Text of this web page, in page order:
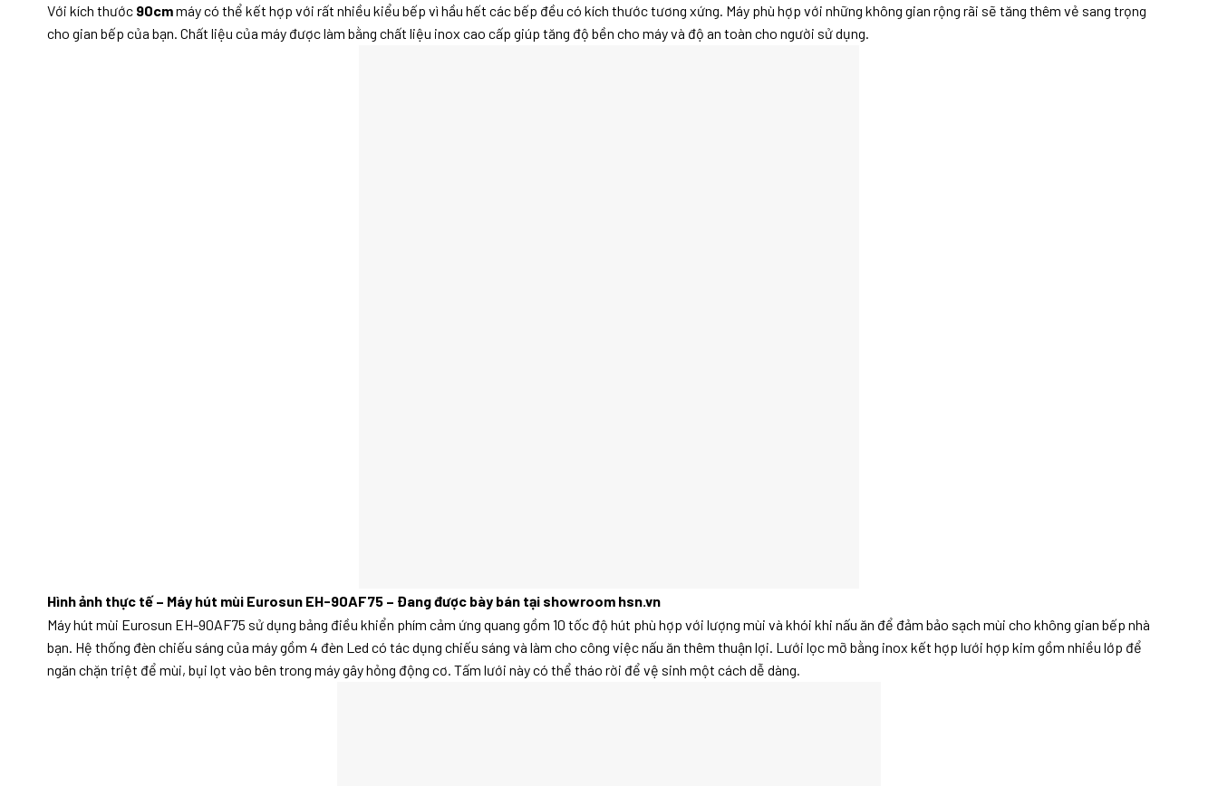
Với kích thước 90cmmáy có thể kết hợp với rất nhiều kiểu bếp vì hầu hết các bếp đều có kích thước tương xứng. Máy phù hợp với những không gian rộng rãi sẽ tăng thêm vẻ sang trọng
cho gian bếp của bạn. Chất liệu của máy được làm bằng chất liệu inox cao cấp giúp tăng độ bền cho máy và độ an toàn cho người sử dụng.
Hình ảnh thực tế – Máy hút mùi Eurosun EH-90AF75 – Đang được bày bán tại showroom hsn.vn
Máy hút mùi Eurosun EH-90AF75 sử dụng bảng điều khiển phím cảm ứng quang gồm 10 tốc độ hút phù hợp với lượng mùi và khói khi nấu ăn để đảm bảo sạch mùi cho không gian bếp nhà
bạn. Hệ thống đèn chiếu sáng của máy gồm 4 đèn Led có tác dụng chiếu sáng và làm cho công việc nấu ăn thêm thuận lợi. Lưới lọc mỡ bằng inox kết hợp lưới hợp kim gồm nhiều lớp để
ngăn chặn triệt để mùi, bụi lọt vào bên trong máy gây hỏng động cơ. Tấm lưới này có thể tháo rời để vệ sinh một cách dễ dàng.